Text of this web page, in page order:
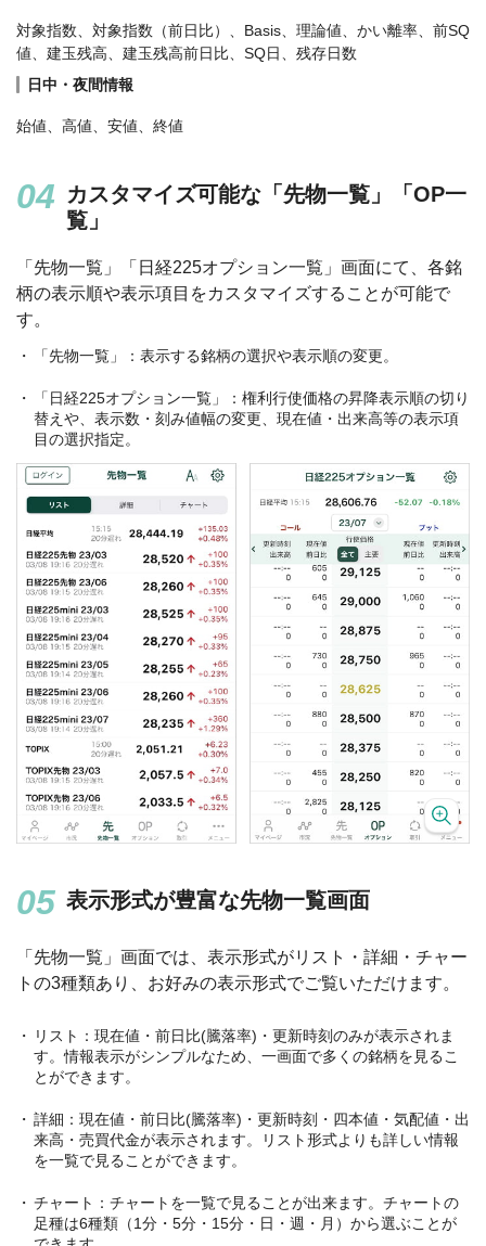
対象指数、対象指数（前日比）、Basis、理論値、かい離率、前SQ
値、建玉残高、建玉残高前日比、SQ日、残存日数
日中・夜間情報
始値、高値、安値、終値
カスタマイズ可能な「先物一覧」「OP一
覧」
「先物一覧」「日経225オプション一覧」画面にて、各銘
柄の表示順や表示項目をカスタマイズすることが可能で
す。
「先物一覧」：表示する銘柄の選択や表示順の変更。
「日経225オプション一覧」：権利行使価格の昇降表示順の切り
替えや、表示数・刻み値幅の変更、現在値・出来高等の表示項
目の選択指定。
表示形式が豊富な先物一覧画面
「先物一覧」画面では、表示形式がリスト・詳細・チャー
トの3種類あり、お好みの表示形式でご覧いただけます。
リスト：現在値・前日比(騰落率)・更新時刻のみが表示されま
す。情報表示がシンプルなため、一画面で多くの銘柄を見るこ
とができます。
詳細：現在値・前日比(騰落率)・更新時刻・四本値・気配値・出
来高・売買代金が表示されます。リスト形式よりも詳しい情報
を一覧で見ることができます。
チャート：チャートを一覧で見ることが出来ます。チャートの
足種は6種類（1分・5分・15分・日・週・月）から選ぶことが